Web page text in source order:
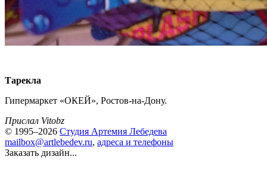
Тарекла
Гипермаркет «ОКЕЙ», Ростов-на-Дону.
Прислал Vitobz
© 1995–2026 Студия Артемия Лебедева
mailbox@artlebedev.ru, адреса и телефоны
Заказать дизайн...